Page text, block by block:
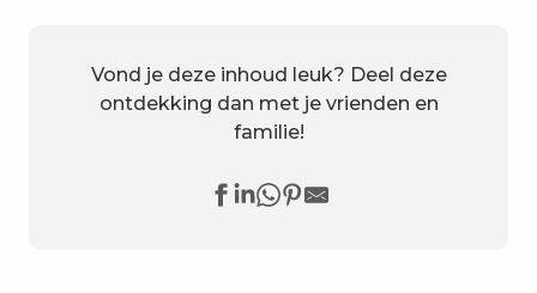
Vond je deze inhoud leuk? Deel deze
ontdekking dan met je vrienden en
familie!